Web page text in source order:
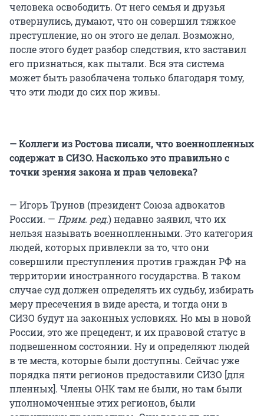
человека освободить. От него семья и друзья
отвернулись, думают, что он совершил тяжкое
преступление, но он этого не делал. Возможно,
после этого будет разбор следствия, кто заставил
его признаться, как пытали. Вся эта система
может быть разоблачена только благодаря тому,
что эти люди до сих пор живы.
— Коллеги из Ростова писали, что военнопленных
содержат в СИЗО. Насколько это правильно с
точки зрения закона и прав человека?
— Игорь Трунов (президент Союза адвокатов
России. — Прим. ред.) недавно заявил, что их
нельзя называть военнопленными. Это категория
людей, которых привлекли за то, что они
совершили преступления против граждан РФ на
территории иностранного государства. В таком
случае суд должен определять их судьбу, избирать
меру пресечения в виде ареста, и тогда они в
СИЗО будут на законных условиях. Но мы в новой
России, это же прецедент, и их правовой статус в
подвешенном состоянии. Ну и определяют людей
в те места, которые были доступны. Сейчас уже
порядка пяти регионов предоставили СИЗО [для
пленных]. Члены ОНК там не были, но там были
уполномоченные этих регионов, были